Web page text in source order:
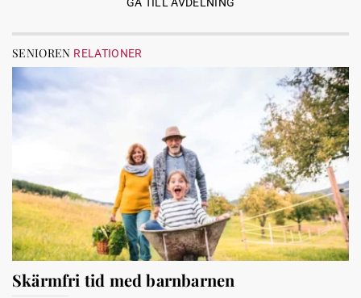
SENIOREN RELATIONER
Skärmfri tid med barnbarnen